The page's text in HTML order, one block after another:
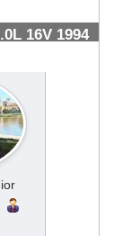
16V 1994